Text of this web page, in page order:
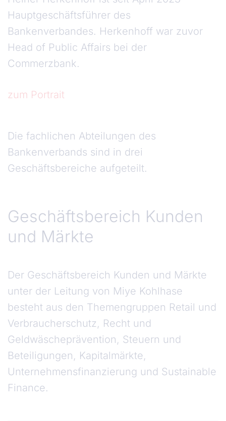
Hauptgeschäftsführer des
Bankenverbandes. Herkenhoff war zuvor
Head of Public Affairs bei der
Commerzbank.
zum Portrait
Die fachlichen Abteilungen des
Bankenverbands sind in drei
Geschäftsbereiche aufgeteilt.
Geschäftsbereich Kunden
und Märkte
Der Geschäftsbereich Kunden und Märkte
unter der Leitung von Miye Kohlhase
besteht aus den Themengruppen Retail und
Verbraucherschutz, Recht und
Geldwäscheprävention, Steuern und
Beteiligungen, Kapitalmärkte,
Unternehmensfinanzierung und Sustainable
Finance.